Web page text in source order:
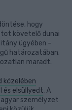
hogy
követelő dunai
ügyében -
határozatában.
maradt.
közelében
és elsüllyedt. A
személyzet